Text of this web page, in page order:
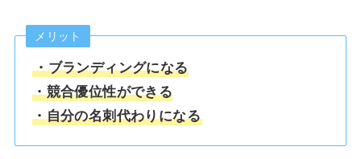
メリット
・ブランディングになる
・競合優位性ができる
・自分の名刺代わりになる